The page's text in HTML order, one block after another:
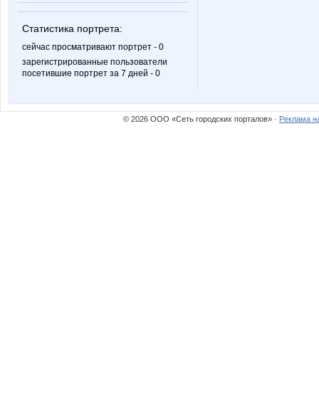
Статистика портрета:
сейчас просматривают портрет - 0
зарегистрированные пользователи
посетившие портрет за 7 дней - 0
© 2026 ООО «Сеть городских порталов» · Реклама